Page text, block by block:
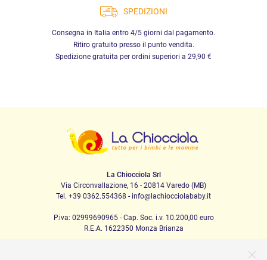
SPEDIZIONI
Consegna in Italia entro 4/5 giorni dal pagamento.
Ritiro gratuito presso il punto vendita.
Spedizione gratuita per ordini superiori a 29,90 €
La Chiocciola Srl
Via Circonvallazione, 16 - 20814 Varedo (MB)
Tel. +39 0362.554368 - info@lachiocciolababy.it
P.iva: 02999690965 - Cap. Soc. i.v. 10.200,00 euro
R.E.A. 1622350 Monza Brianza